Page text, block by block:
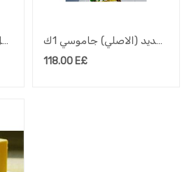
زبدة الشرقية بيور شكل جديد (الاصلي) بقري 1ك زبدة الشرقية بيور شكل جديد (الاصلي) جاموسي 1ك
118.00E£